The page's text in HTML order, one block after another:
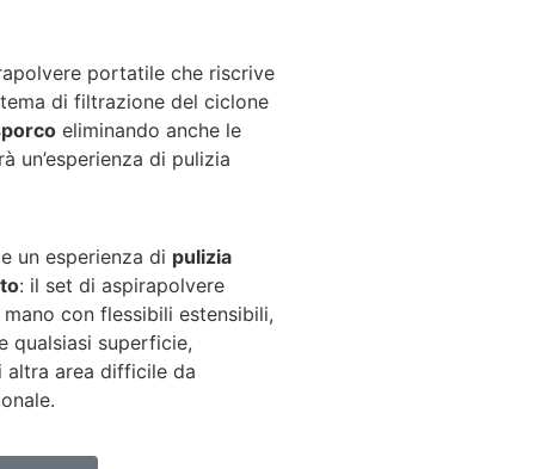
portatile che riscrive
di filtrazione del ciclone
eliminando anche le
un’esperienza di pulizia
un esperienza di pulizia
: il set di aspirapolvere
con flessibili estensibili,
qualsiasi superficie,
altra area difficile da